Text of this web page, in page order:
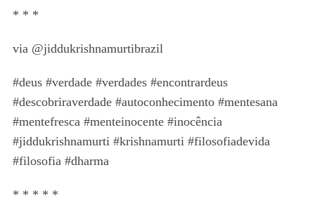
* * *
via @jiddukrishnamurtibrazil
#deus #verdade #verdades #encontrardeus
#descobriraverdade #autoconhecimento #mentesana
#mentefresca #menteinocente #inocência
#jiddukrishnamurti #krishnamurti #filosofiadevida
#filosofia #dharma
* * * * *